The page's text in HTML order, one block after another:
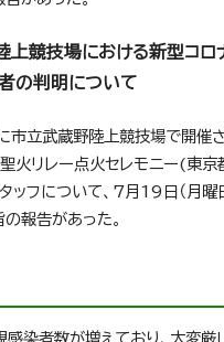
競技場における新型コロ
の判明について
市立武蔵野陸上競技場で開催
火リレー点火セレモニー(東京
ッフについて、7月19日（月曜
報告があった。
染者数が増えており、大変厳